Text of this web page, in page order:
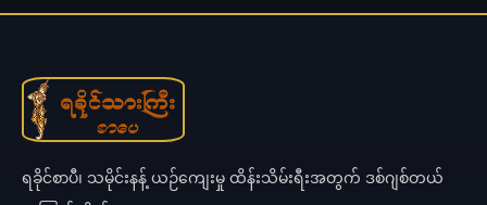
ရခိုင်စာပီ၊ သမိုင်းနန့် ယဉ်ကျေးမှု ထိန်းသိမ်းရီးအတွက် ဒစ်ဂျစ်တယ်